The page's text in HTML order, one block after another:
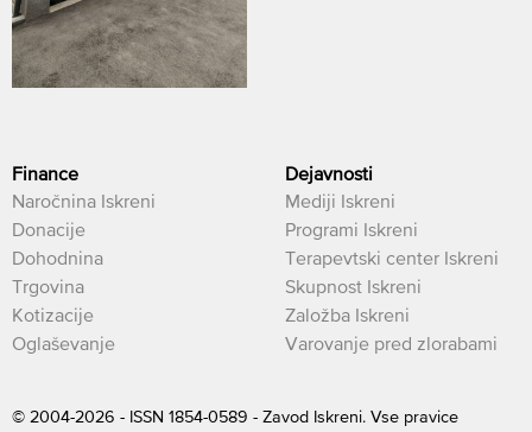
Finance
Naročnina Iskreni
Donacije
Dohodnina
Trgovina
Kotizacije
Oglaševanje
Dejavnosti
Mediji Iskreni
Programi Iskreni
Terapevtski center Iskreni
Skupnost Iskreni
Založba Iskreni
Varovanje pred zlorabami
© 2004-2026 - ISSN 1854-0589 - Zavod Iskreni. Vse pravice